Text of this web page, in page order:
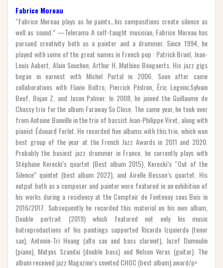
Fabrice Moreau
“Fabrice Moreau plays as he paints…his compositions create silence as
well as sound.” —Telerama A self-taught musician, Fabrice Moreau has
pursued creativity both as a painter and a drummer. Since 1994, he
played with some of the great names in French pop : Patrick Bruel, Jean-
Louis Aubert, Alain Souchon, Arthur H, Mathieu Boogaerts. His jazz gigs
began in earnest with Michel Portal in 2006. Soon after came
collaborations with Flavio Boltro, Pierrick Pédron, Éric Legnini,Sylvain
Beuf, Bojan Z, and Jason Palmer. In 2008, he joined the Guillaume de
Chassy trio for the album Faraway So Close. The same year, he took over
from Antoine Banville in the trio of bassist Jean-Philippe Viret, along with
pianist Édouard Ferlet. He recorded five albums with this trio, which won
best group of the year at the French Jazz Awards in 2011 and 2020.
Probably the busiest jazz drummer in France, he currently plays with
Stéphane Kerecki’s quartet (Best album 2015), Kerecki’s “Out of the
Silence” quintet (best album 2022), and Airelle Besson’s quartet. His
output both as a composer and painter were featured in an exhibition of
his works during a residency at the Comptoir de Fontenay sous Bois in
2016/2017. Subsequently he recorded this material on his own album,
Double portrait (2019) which featured not only his music
butreproductions of his paintings supported Ricardo Izquierdo (tenor
sax), Antonin-Tri Hoang (alto sax and bass clarinet), Jozef Dumoulin
(piano), Matyas Szandai (double bass) and Nelson Veras (guitar). The
album received jazz Magazine’s coveted CHOC (best album) award/p>